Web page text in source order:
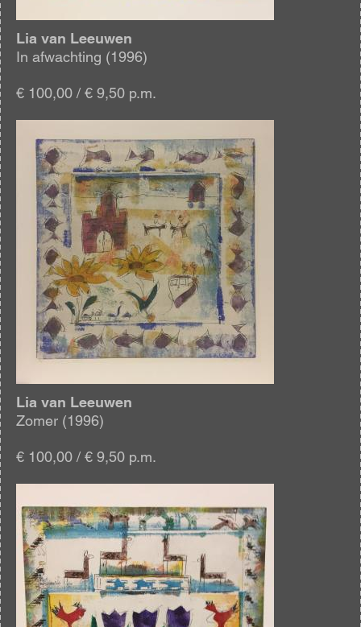
Lia van Leeuwen
In afwachting (1996)
€ 100,00 / € 9,50 p.m.
Lia van Leeuwen
Zomer (1996)
€ 100,00 / € 9,50 p.m.